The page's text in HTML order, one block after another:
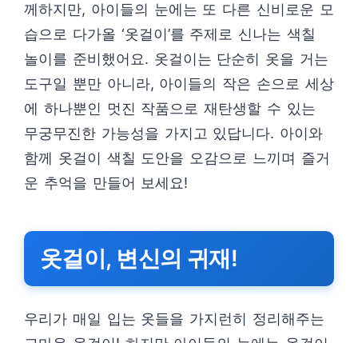
께하지만, 아이들의 눈에는 또 다른 신비로운 모
습으로 다가올 ‘옷걸이’를 주제로 신나는 색칠
놀이를 준비했어요. 옷걸이는 단순히 옷을 거는
도구일 뿐만 아니라, 아이들의 작은 손으로 세상
에 하나뿐인 멋진 작품으로 재탄생할 수 있는
무궁무진한 가능성을 가지고 있답니다. 아이와
함께 옷걸이 색칠 도안을 오감으로 느끼며 즐거
운 추억을 만들어 보세요!
옷걸이, 변신의 귀재!
우리가 매일 입는 옷들을 가지런히 정리해주는